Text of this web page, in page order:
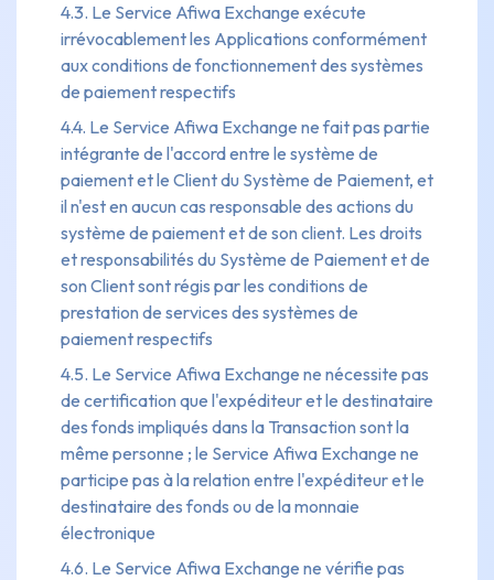
4.3. Le Service Afiwa Exchange exécute
irrévocablement les Applications conformément
aux conditions de fonctionnement des systèmes
de paiement respectifs
4.4. Le Service Afiwa Exchange ne fait pas partie
intégrante de l'accord entre le système de
paiement et le Client du Système de Paiement, et
il n'est en aucun cas responsable des actions du
système de paiement et de son client. Les droits
et responsabilités du Système de Paiement et de
son Client sont régis par les conditions de
prestation de services des systèmes de
paiement respectifs
4.5. Le Service Afiwa Exchange ne nécessite pas
de certification que l'expéditeur et le destinataire
des fonds impliqués dans la Transaction sont la
même personne ; le Service Afiwa Exchange ne
participe pas à la relation entre l'expéditeur et le
destinataire des fonds ou de la monnaie
électronique
4.6. Le Service Afiwa Exchange ne vérifie pas